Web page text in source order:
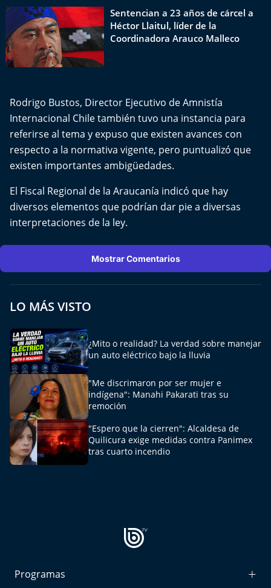
Carrera a La Moneda
Aquí Estamos
Trasnoche
Reto Inmobiliario
Punto de Encuentro
Yo invito
Sentencian a 23 años de cárcel a
Héctor Llaitul, líder de la
Coordinadora Arauco Malleco
Rodrigo Bustos, Director Ejecutivo de Amnistía
Internacional Chile también tuvo una instancia para
referirse al tema y expuso que existen avances con
respecto a la normativa vigente, pero puntualizó que
existen importantes ambigüedades.
El Fiscal Regional de la Araucanía indicó que hay
diversos elementos que podrían dar pie a diversas
interpretaciones de la ley.
Mostrar Comentarios
LO MÁS VISTO
¿Mito o realidad? La verdad sobre manejar
un auto eléctrico bajo la lluvia
"Me discrimaron por ser mujer e
indígena": Manahi Pakarati tras su
remoción
"Espero que la cierren": Alcaldesa de
Quilicura exige medidas contra Panimex
tras cuarto incendio
Programas